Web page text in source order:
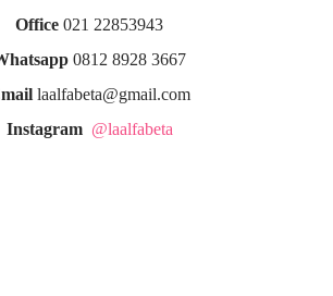
Office 021 22853943
Whatsapp 0812 8928 3667
Emaillaalfabeta@gmail.com
Instagram @laalfabeta